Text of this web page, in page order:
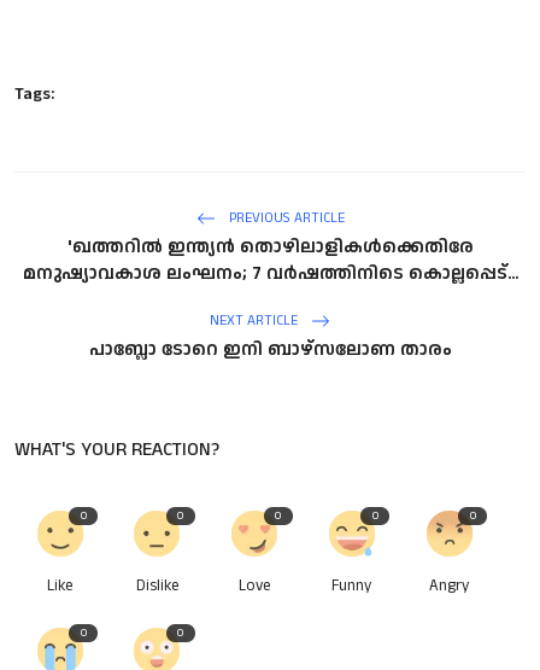
Tags:
PREVIOUS ARTICLE
'ഖത്തറിൽ ഇന്ത്യൻ തൊഴിലാളികൾക്കെതിരേ
മനുഷ്യാവകാശ ലംഘനം; 7 വർഷത്തിനിടെ കൊല്ലപ്പെട്...
NEXT ARTICLE
പാബ്ലോ ടോറെ ഇനി ബാഴ്‌സലോണ താരം
WHAT'S YOUR REACTION?
0
Like
0
Dislike
0
Love
0
Funny
0
Angry
0 0